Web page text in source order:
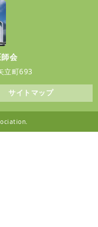
会
立町693
サイトマップ